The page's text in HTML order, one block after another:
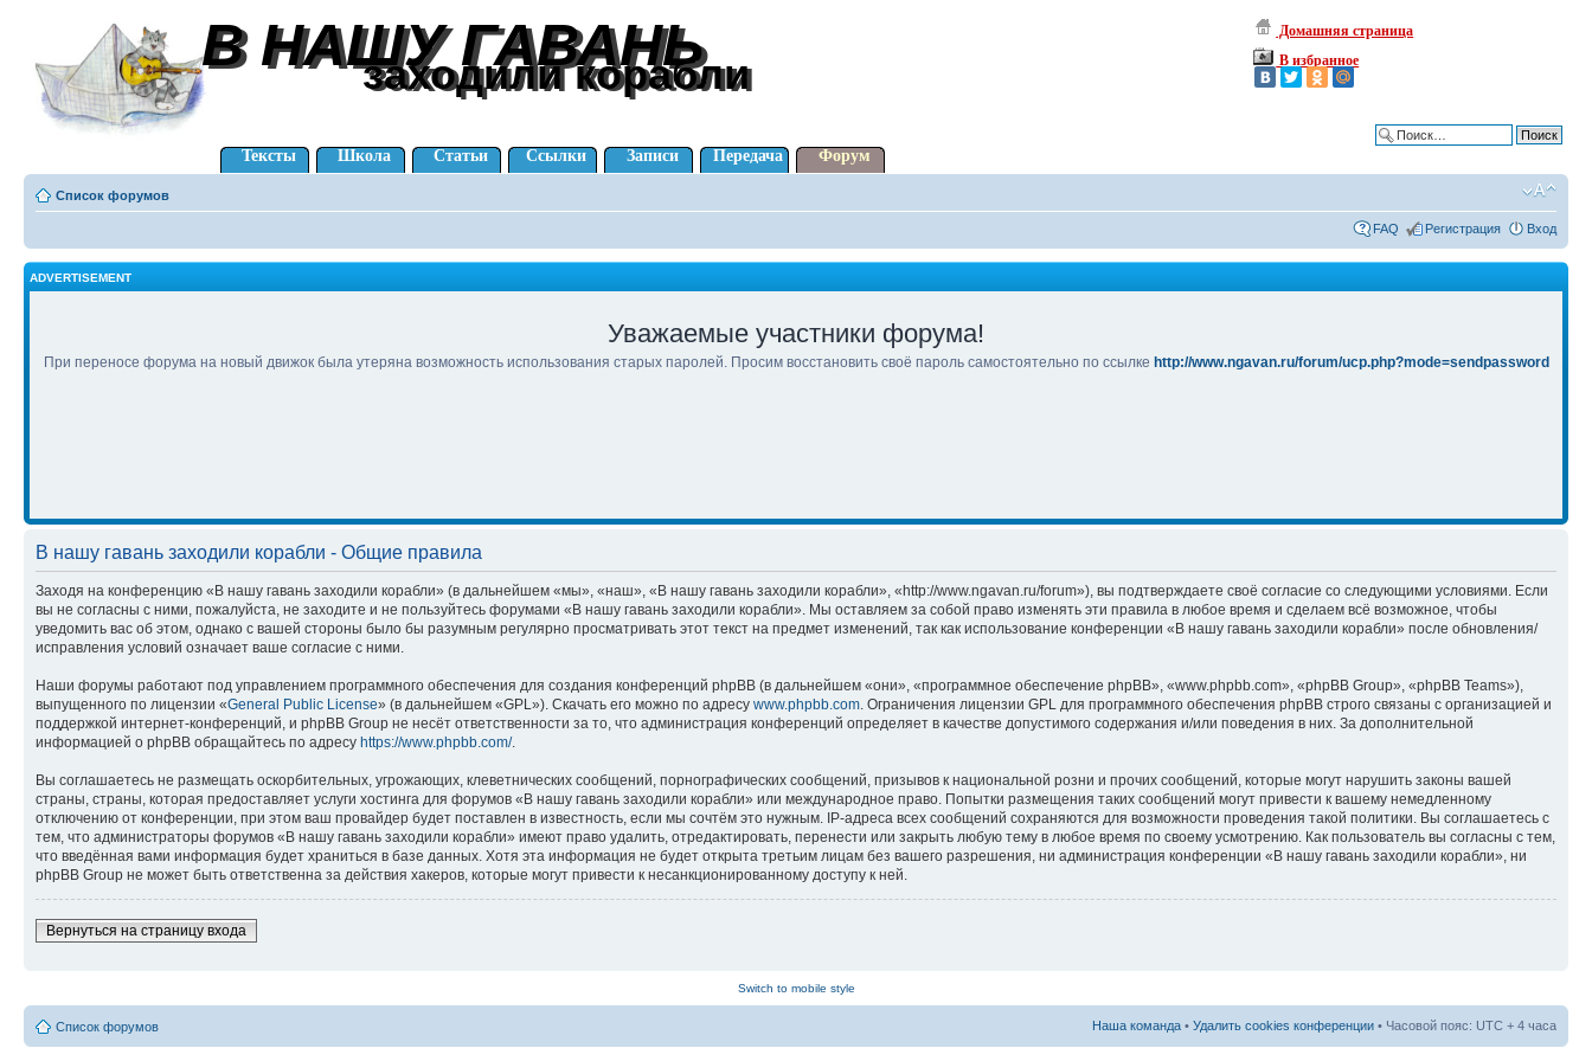
В НАШУ ГАВАНЬ
В НАШУ ГАВАНЬ
заходили корабли
заходили корабли
Домашняя страница
В избранное
Тексты Школа Статьи Ссылки Записи Передача Форум
Список форумов
FAQ Регистрация Вход
ADVERTISEMENT
Уважаемые участники форума!
При переносе форума на новый движок была утеряна возможность использования старых паролей. Просим восстановить своё пароль самостоятельно по ссылке http://www.ngavan.ru/forum/ucp.php?mode=sendpassword
В нашу гавань заходили корабли - Общие правила
Заходя на конференцию «В нашу гавань заходили корабли» (в дальнейшем «мы», «наш», «В нашу гавань заходили корабли», «http://www.ngavan.ru/forum»), вы подтверждаете своё согласие со следующими условиями. Если
вы не согласны с ними, пожалуйста, не заходите и не пользуйтесь форумами «В нашу гавань заходили корабли». Мы оставляем за собой право изменять эти правила в любое время и сделаем всё возможное, чтобы
уведомить вас об этом, однако с вашей стороны было бы разумным регулярно просматривать этот текст на предмет изменений, так как использование конференции «В нашу гавань заходили корабли» после обновления/
исправления условий означает ваше согласие с ними.
Наши форумы работают под управлением программного обеспечения для создания конференций phpBB (в дальнейшем «они», «программное обеспечение phpBB», «www.phpbb.com», «phpBB Group», «phpBB Teams»),
выпущенного по лицензии «General Public License» (в дальнейшем «GPL»). Скачать его можно по адресу www.phpbb.com. Ограничения лицензии GPL для программного обеспечения phpBB строго связаны с организацией и
поддержкой интернет-конференций, и phpBB Group не несёт ответственности за то, что администрация конференций определяет в качестве допустимого содержания и/или поведения в них. За дополнительной
информацией о phpBB обращайтесь по адресу https://www.phpbb.com/.
Вы соглашаетесь не размещать оскорбительных, угрожающих, клеветнических сообщений, порнографических сообщений, призывов к национальной розни и прочих сообщений, которые могут нарушить законы вашей
страны, страны, которая предоставляет услуги хостинга для форумов «В нашу гавань заходили корабли» или международное право. Попытки размещения таких сообщений могут привести к вашему немедленному
отключению от конференции, при этом ваш провайдер будет поставлен в известность, если мы сочтём это нужным. IP-адреса всех сообщений сохраняются для возможности проведения такой политики. Вы соглашаетесь с
тем, что администраторы форумов «В нашу гавань заходили корабли» имеют право удалить, отредактировать, перенести или закрыть любую тему в любое время по своему усмотрению. Как пользователь вы согласны с тем,
что введённая вами информация будет храниться в базе данных. Хотя эта информация не будет открыта третьим лицам без вашего разрешения, ни администрация конференции «В нашу гавань заходили корабли», ни
phpBB Group не может быть ответственна за действия хакеров, которые могут привести к несанкционированному доступу к ней.
Вернуться на страницу входа
Switch to mobile style
Список форумов Наша команда • Удалить cookies конференции • Часовой пояс: UTC + 4 часа